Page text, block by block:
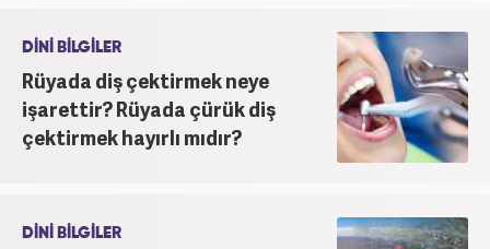
DİNİ BİLGİLER
Rüyada diş çektirmek neye
işarettir? Rüyada çürük diş
çektirmek hayırlı mıdır?
DİNİ BİLGİLER